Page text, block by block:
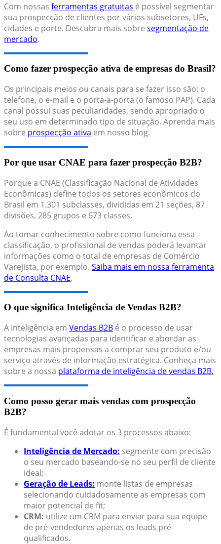
Com nossas ferramentas gratuitas é possível segmentar
sua prospecção de clientes por vários subsetores, UFs,
cidades e porte. Descubra mais sobre segmentação de
mercado.
Como fazer prospecção ativa de empresas do Brasil?
Os principais meios ou canais para se fazer isso são: o
telefone, o e-mail e o porta-a-porta (o famoso PAP). Cada
canal possui suas peculiaridades, sendo apropriado o
seu uso em determinado tipo de situação. Aprenda mais
sobre prospecção ativa em nosso blog.
Por que usar CNAE para fazer prospecção B2B?
Porque a CNAE (Classificação Nacional de Atividades
Econômicas) define todos os setores econômicos do
Brasil em 1.301 subclasses, divididas em 21 seções, 87
divisões, 285 grupos e 673 classes.
Ao tomar conhecimento sobre como funciona essa
classificação, o profissional de vendas poderá levantar
informações como o total de empresas de Comércio
Varejista, por exemplo. Saiba mais em nossa ferramenta
de Consulta CNAE.
O que significa Inteligência de Vendas B2B?
A Inteligência em Vendas B2B é o processo de usar
tecnologias avançadas para identificar e abordar as
empresas mais propensas a comprar seu produto e/ou
serviço através de informação estratégica. Conheça mais
sobre a nossa plataforma de inteligência de vendas B2B.
Como posso gerar mais vendas com prospecção
B2B?
É fundamental você adotar os 3 processos abaixo:
Inteligência de Mercado: segmente com precisão
o seu mercado baseando-se no seu perfil de cliente
ideal;
Geração de Leads: monte listas de empresas
selecionando cuidadosamente as empresas com
maior potencial de fit;
CRM: utilize um CRM para enviar para sua equipe
de pré-vendedores apenas os leads pré-
qualificados.